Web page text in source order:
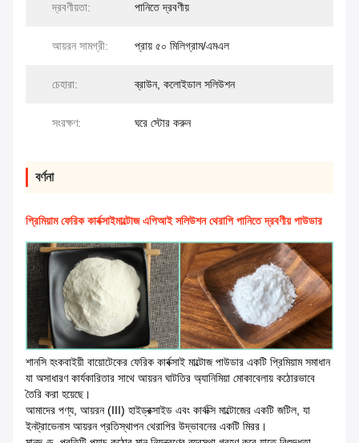
দ্রবণীয়তা: পানিতে দ্রবণীয়
আয়রন সামগ্রী: প্রায় ৫০ মিলিগ্রাম/এমএল
চেহারা: ব্রাউন, কলোইডাল সলিউশন
সংরক্ষণ: ঘরে স্টোর করুন
বর্ণনা
প্রিমিয়াম ফেরিক কার্বক্সাইমাল্টোজ এপিআই সলিউশন থেরাপি পানিতে দ্রবণীয় পাউডার
শানসি হংকবাইয়ী বায়োটেকের ফেরিক কার্বক্সাই মাল্টোজ পাউডার একটি প্রিমিয়াম সমাধান
যা অসাধারণ কার্যকারিতার সাথে আয়রন ঘাটতির অ্যানিমিয়া মোকাবেলায় কঠোরভাবে
তৈরি করা হয়েছে।
আমাদের পণ্য, আয়রন (III) হাইড্রক্সাইড এবং কার্বক্সি মাল্টোজের একটি জটিল, যা
ইনট্রাভেনাস আয়রন প্রতিস্থাপন থেরাপির উদ্ভাবনের একটি মিরর।